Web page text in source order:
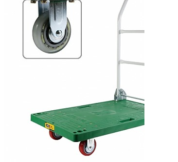
관리.설비.페인트
관리
설비
페인트
전기.조명.트리
기계.공구.철물
기계
공구